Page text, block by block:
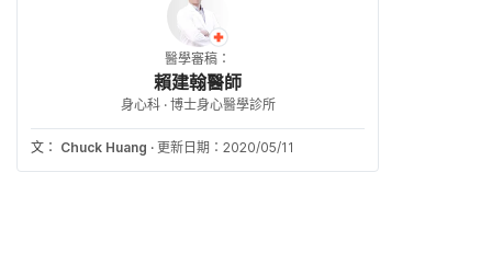
醫學審稿：
賴建翰醫師
身心科 · 博士身心醫學診所
文： Chuck Huang · 更新日期：2020/05/11